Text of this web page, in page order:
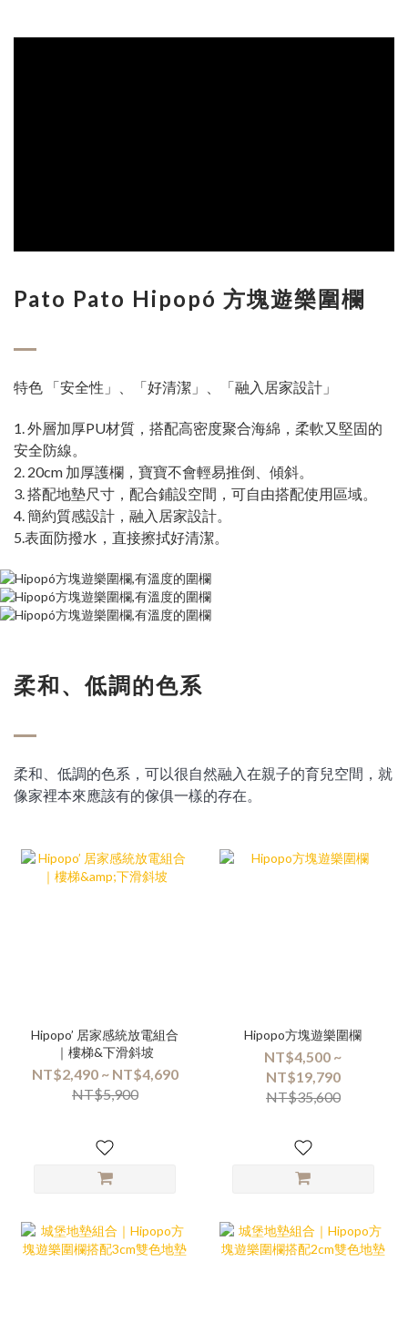
Pato Pato Hipopó 方塊遊樂圍欄
特色 「安全性」、「好清潔」、「融入居家設計」
1. 外層加厚PU材質，搭配高密度聚合海綿，柔軟又堅固的
安全防線。
2. 20cm 加厚護欄，寶寶不會輕易推倒、傾斜。
3. 搭配地墊尺寸，配合鋪設空間，可自由搭配使用區域。
4. 簡約質感設計，融入居家設計。
5.表面防撥水，直接擦拭好清潔。
柔和、低調的色系
柔和、低調的色系， 可以很自然融入在親子的育兒空間， 就
像家裡本來應該有的傢俱一樣的存在。
Hipopo’ 居家感統放電組合
｜樓梯&下滑斜坡
NT$2,490 ~ NT$4,690
NT$5,900
Hipopo方塊遊樂圍欄
NT$4,500 ~
NT$19,790
NT$35,600